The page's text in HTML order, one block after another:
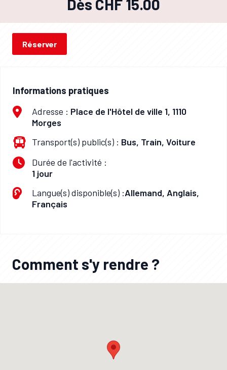
Dès CHF 15.00
Réserver
Informations pratiques
Adresse : Place de l'Hôtel de ville 1, 1110
Morges
Transport(s) public(s) : Bus, Train, Voiture
Durée de l'activité :
1 jour
Langue(s) disponible(s) :Allemand, Anglais,
Français
Comment s'y rendre ?